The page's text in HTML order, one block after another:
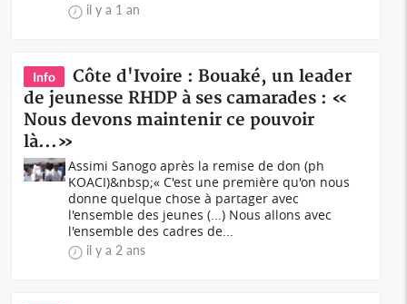
il y a 1 an
Info
Côte d'Ivoire : Bouaké, un leader
de jeunesse RHDP à ses camarades : «
Nous devons maintenir ce pouvoir
là...»
Assimi Sanogo après la remise de don (ph
KOACI)&nbsp;« C'est une première qu'on nous
donne quelque chose à partager avec
l'ensemble des jeunes (...) Nous allons avec
l'ensemble des cadres de...
il y a 2 ans